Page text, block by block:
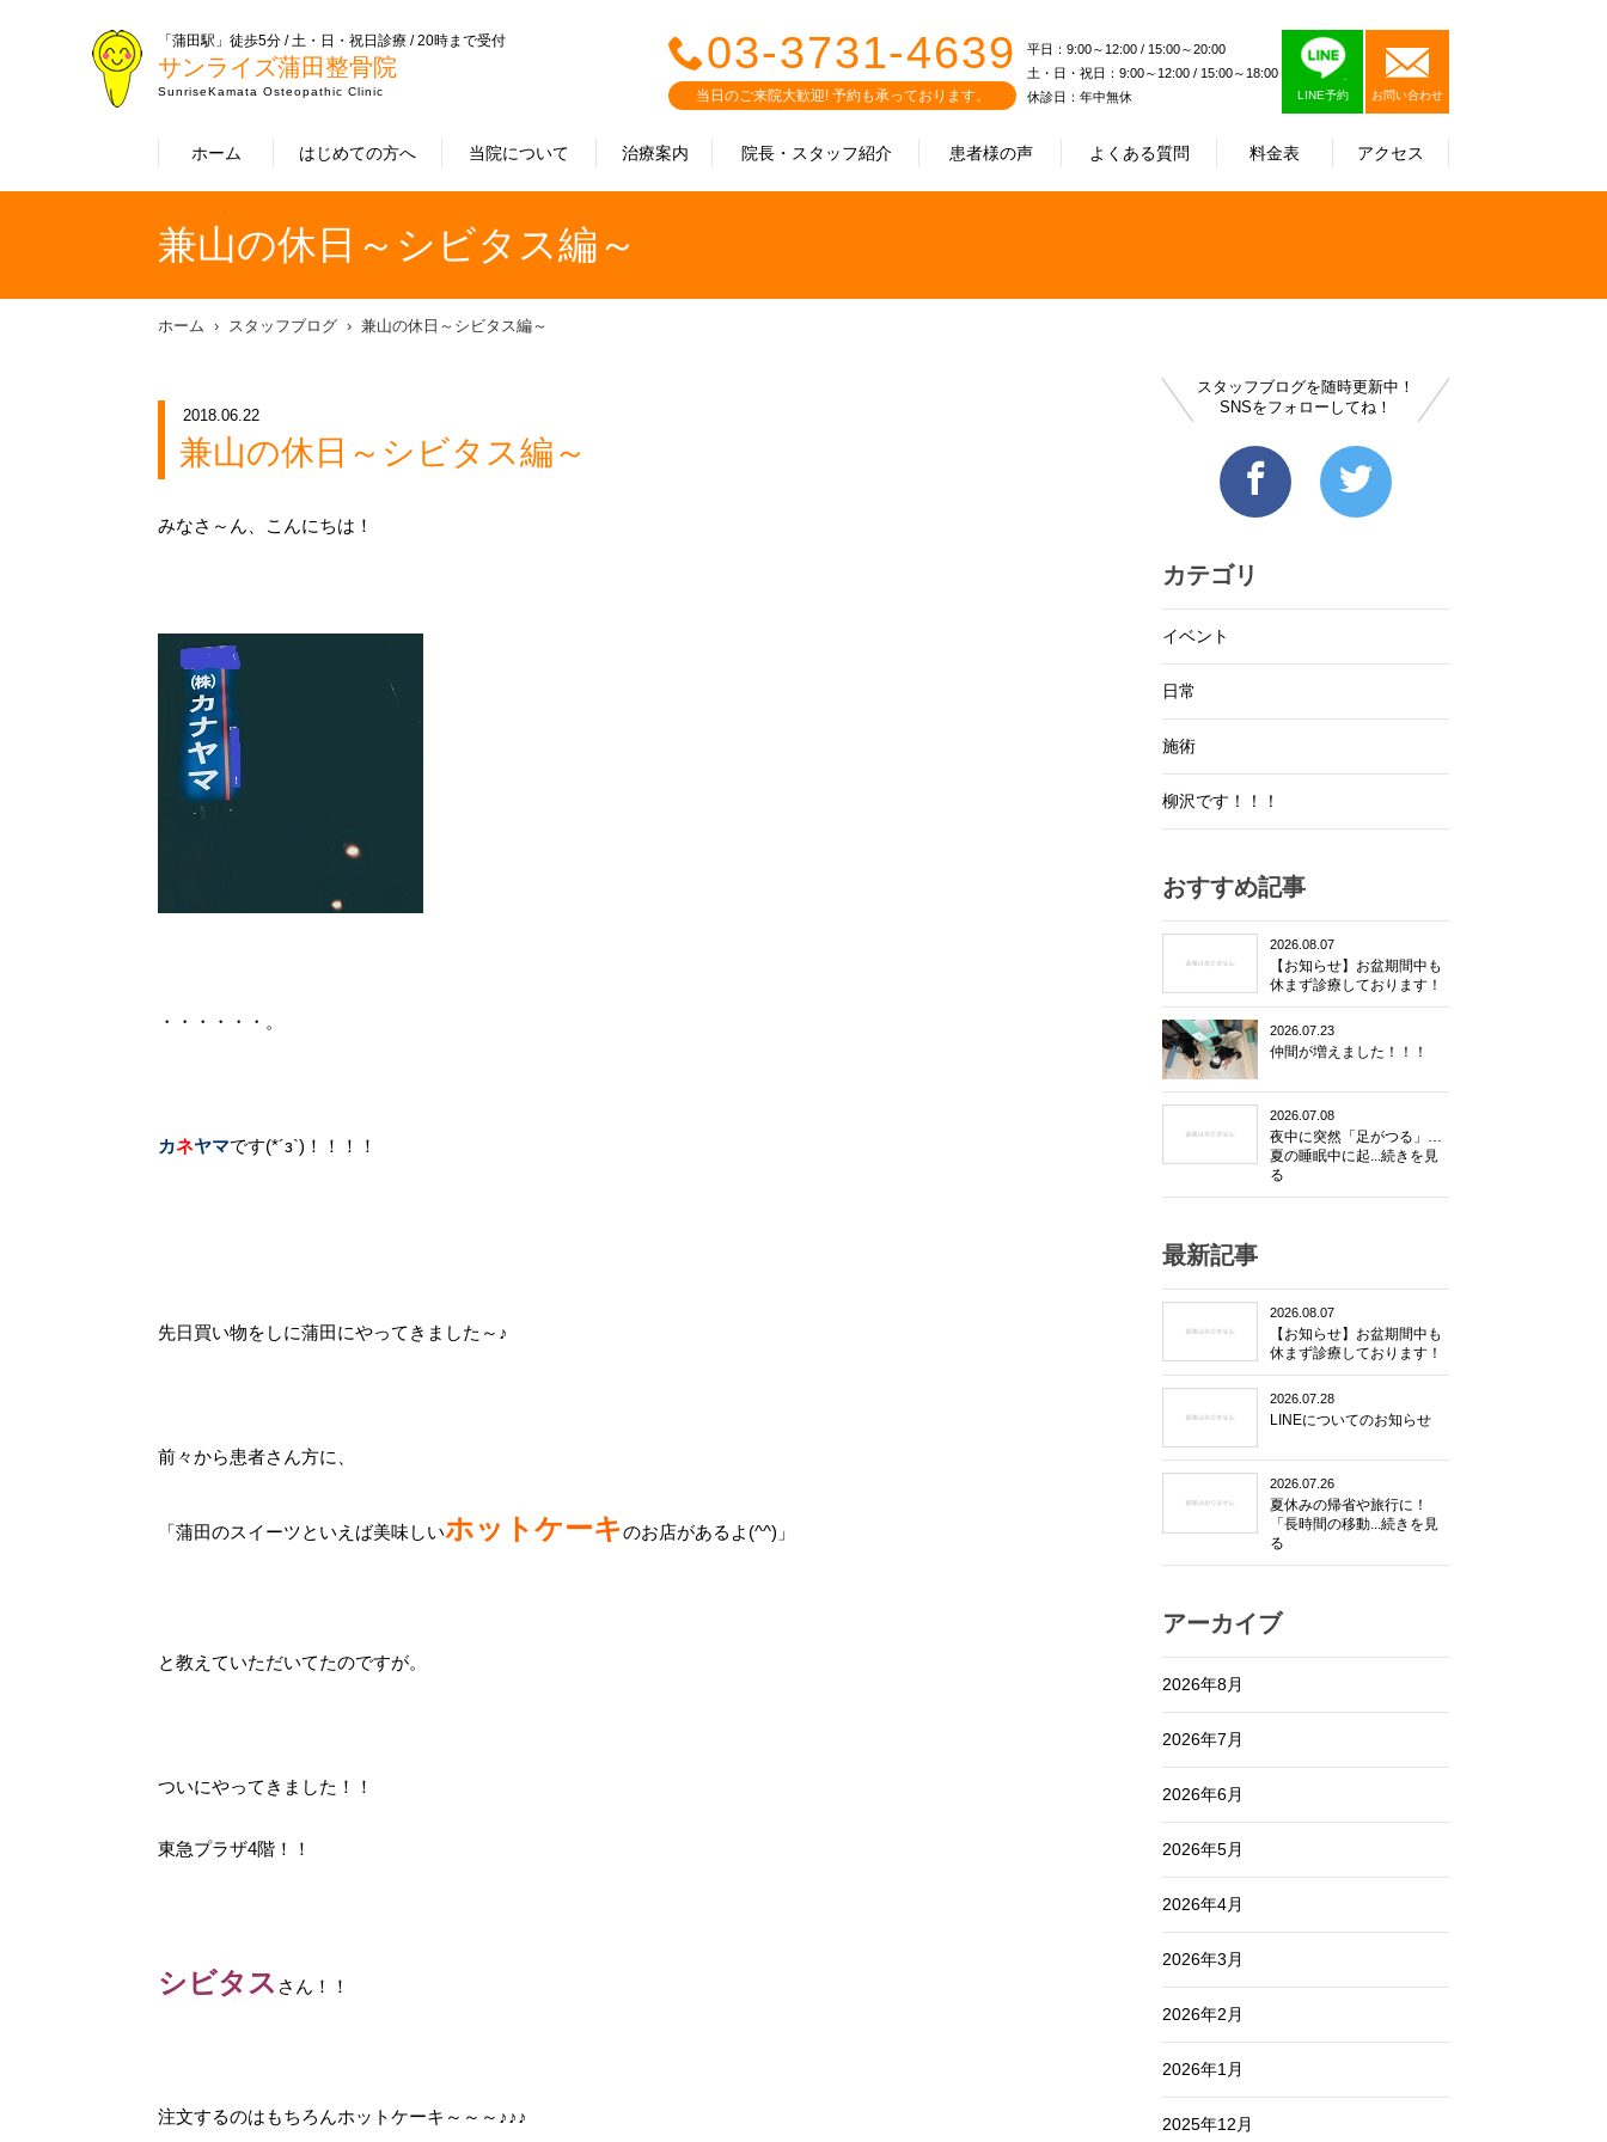
「蒲田駅」徒歩5分 / 土・日・祝日診療 / 20時まで受付
サンライズ蒲田整骨院
SunriseKamata Osteopathic Clinic
ホーム はじめての方へ 当院について 治療案内 院長・スタッフ紹介 患者様の声 よくある質問 料金表 アクセス
03-3731-4639
当日のご来院大歓迎! 予約も承っております。
平日：9:00～12:00 / 15:00～20:00
土・日・祝日：9:00～12:00 / 15:00～18:00
休診日：年中無休
LINE予約 お問い合わせ
兼山の休日～シビタス編～
ホーム スタッフブログ 兼山の休日～シビタス編～
2018.06.22
兼山の休日～シビタス編～
みなさ～ん、こんにちは！
・・・・・・。
カネヤマです(*´з`)！！！！
先日買い物をしに蒲田にやってきました～♪
前々から患者さん方に、
「蒲田のスイーツといえば美味しいホットケーキのお店があるよ(^^)」
と教えていただいてたのですが。
ついにやってきました！！
東急プラザ4階！！
シビタス さん！！
注文するのはもちろんホットケーキ～～～♪♪♪
スタッフブログを随時更新中！
SNSをフォローしてね！
カテゴリ
イベント
日常
施術
柳沢です！！！
おすすめ記事
2026.08.07
【お知らせ】お盆期間中も
休まず診療しております！
2026.07.23
仲間が増えました！！！
2026.07.08
夜中に突然「足がつる」…
夏の睡眠中に起...続きを見
る
最新記事
2026.08.07
【お知らせ】お盆期間中も
休まず診療しております！
2026.07.28
LINEについてのお知らせ
2026.07.26
夏休みの帰省や旅行に！
「長時間の移動...続きを見
る
アーカイブ
2026年8月
2026年7月
2026年6月
2026年5月
2026年4月
2026年3月
2026年2月
2026年1月
2025年12月